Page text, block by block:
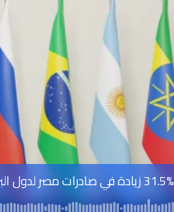
31.5% زيادة في صادرات مصر لدول البريكس خلال 2024